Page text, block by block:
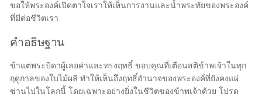
ขอให้พระองค์เปิดตาใจเราให้เห็นการงานและน้ำพระทัยของพระองค์
ที่มีต่อชีวิตเรา
คำอธิษฐาน
ข้าแต่พระบิดาผู้เลอค่าและทรงฤทธิ์ ขอบคุณที่เตือนสติข้าพเจ้าในทุก
ฤดูกาลของใบไม้ผลิ ทำให้เห็นถึงฤทธิ์อำนาจของพระองค์ที่ยังคงแผ่
ซ่านไปในโลกนี้ โดยเฉพาะอย่างยิ่งในชีวิตของข้าพเจ้าด้วย โปรด